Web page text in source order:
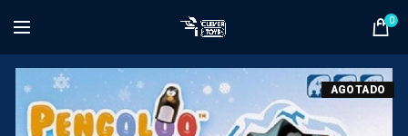
0
AGOTADO